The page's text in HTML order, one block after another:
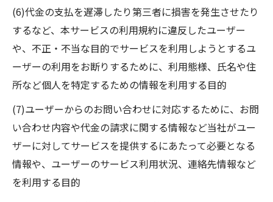
(6)代金の支払を遅滞したり第三者に損害を発生させたり
するなど、本サービスの利用規約に違反したユーザー
や、不正・不当な目的でサービスを利用しようとするユ
ーザーの利用をお断りするために、利用態様、氏名や住
所など個人を特定するための情報を利用する目的
(7)ユーザーからのお問い合わせに対応するために、お問
い合わせ内容や代金の請求に関する情報など当社がユー
ザーに対してサービスを提供するにあたって必要となる
情報や、ユーザーのサービス利用状況、連絡先情報など
を利用する目的